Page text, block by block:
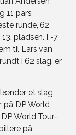
11 pars
runde, 62
pladsen. I -7
til Lars van
i 62 slag, er
et slag
på DP World
World Tour-
på